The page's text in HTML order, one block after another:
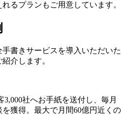
るプランもご用意しています。
書きサービスを導入いただいた
介します。
3,000社へお手紙を送付し、毎月
獲得。最大で月間60億円近くの